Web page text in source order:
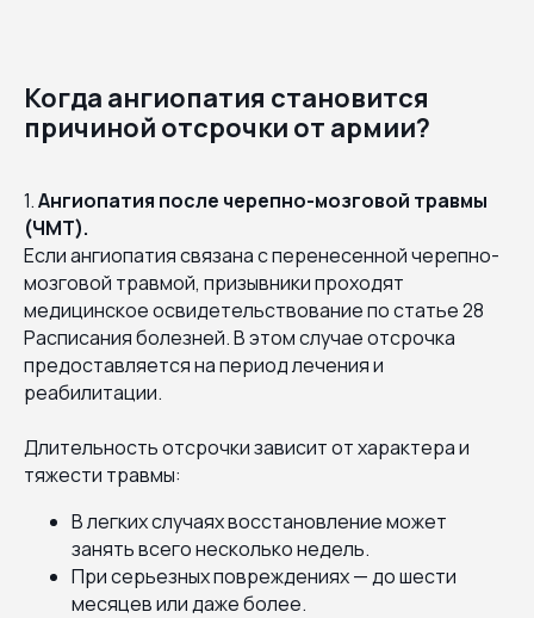
Когда ангиопатия становится
причиной отсрочки от армии?
1.Ангиопатия после черепно-мозговой травмы
(ЧМТ).
Если ангиопатия связана с перенесенной черепно-
мозговой травмой, призывники проходят
медицинское освидетельствование по статье 28
Расписания болезней. В этом случае отсрочка
предоставляется на период лечения и
реабилитации.
Длительность отсрочки зависит от характера и
тяжести травмы:
В легких случаях восстановление может
занять всего несколько недель.
При серьезных повреждениях — до шести
месяцев или даже более.